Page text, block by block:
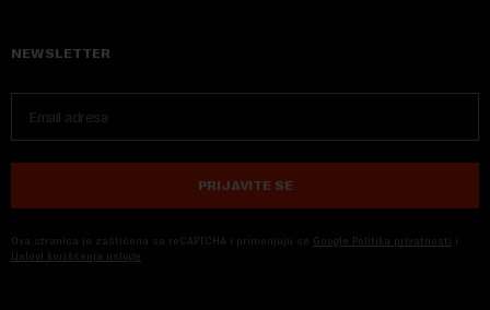
NEWSLETTER
PRIJAVITE SE
Ova stranica je zaštićena sa reCAPTCHA i primenjuju se Google Politika privatnosti i
Uslovi korišćenja usluge